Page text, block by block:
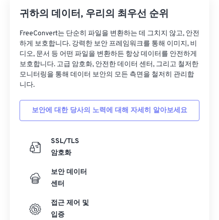
귀하의 데이터, 우리의 최우선 순위
FreeConvert는 단순히 파일을 변환하는 데 그치지 않고, 안전
하게 보호합니다. 강력한 보안 프레임워크를 통해 이미지, 비
디오, 문서 등 어떤 파일을 변환하든 항상 데이터를 안전하게
보호합니다. 고급 암호화, 안전한 데이터 센터, 그리고 철저한
모니터링을 통해 데이터 보안의 모든 측면을 철저히 관리합
니다.
보안에 대한 당사의 노력에 대해 자세히 알아보세요
SSL/TLS
암호화
보안 데이터
센터
접근 제어 및
입증